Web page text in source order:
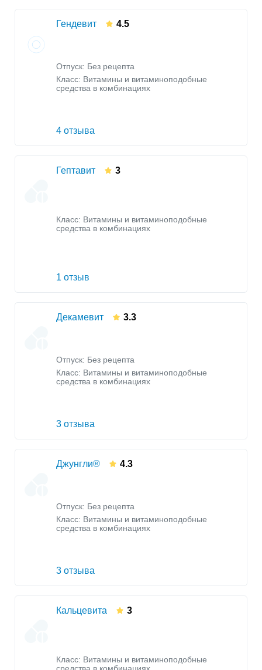
Гендевит 4.5
Отпуск: Без рецепта
Класс: Витамины и витаминоподобные
средства в комбинациях
4 отзыва
Гептавит 3
Класс: Витамины и витаминоподобные
средства в комбинациях
1 отзыв
Декамевит 3.3
Отпуск: Без рецепта
Класс: Витамины и витаминоподобные
средства в комбинациях
3 отзыва
Джунгли® 4.3
Отпуск: Без рецепта
Класс: Витамины и витаминоподобные
средства в комбинациях
3 отзыва
Кальцевита 3
Класс: Витамины и витаминоподобные